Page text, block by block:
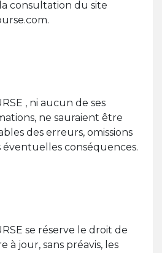
consultation du site
, ni aucun de ses
ne sauraient être
des erreurs, omissions
conséquences.
se réserve le droit de
à jour, sans préavis, les